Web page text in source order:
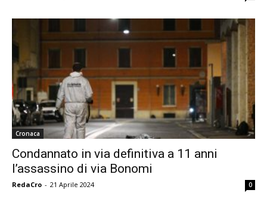
Cronaca
Condannato in via definitiva a 11 anni
l’assassino di via Bonomi
RedaCro - 21 Aprile 2024 0